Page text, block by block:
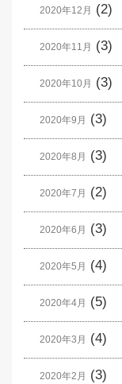
2020年12月 (2)
2020年11月 (3)
2020年10月 (3)
2020年9月 (3)
2020年8月 (3)
2020年7月 (2)
2020年6月 (3)
2020年5月 (4)
2020年4月 (5)
2020年3月 (4)
2020年2月 (3)